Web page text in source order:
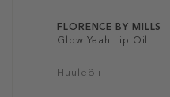
FLORENCE BY MILLS
Glow Yeah Lip Oil
Huuleõli